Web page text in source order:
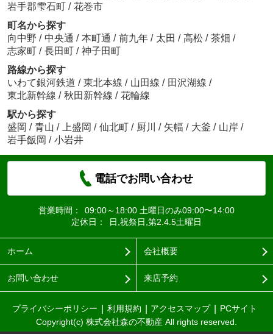
岩手郡雫石町
/ 花巻市
町名から探す
向中野 / 中央通 / 本町通 / 前九年 / 太田 / 高松 / 茶畑 /
志家町 / 長田町 / 神子田町
路線から探す
いわて銀河鉄道 / 東北本線 / 山田線 / 田沢湖線 /
東北新幹線 / 秋田新幹線 / 花輪線
駅から探す
盛岡 / 青山 / 上盛岡 / 仙北町 / 厨川 / 矢幅 / 大釜 / 山岸 /
岩手飯岡 / 小岩井
電話でお問い合わせ
営業時間：
09:00～18:00 土曜日のみ09:00〜14:00
定休日：
日,祝祭日,第2.4.5土曜日
ホーム 会社概要
お問い合わせ 来店予約
プライバシーポリシー 利用規約 アクセスマップ
PCサイト
Copyright(c) 株式会社森の不動産 All rights reserved.